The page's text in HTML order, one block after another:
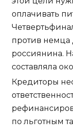
оплачивать
против немца
россиянина.
составляла
Кредиторы
по льготным